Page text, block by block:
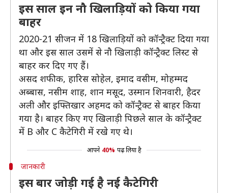
इस साल इन नौ खिलाड़ियों को किया गया
बाहर
2020-21 सीजन में 18 खिलाड़ियों को कॉन्ट्रैक्ट दिया गया
था और इस साल उसमें से नौ खिलाड़ी कॉन्ट्रैक्ट लिस्ट से
बाहर कर दिए गए हैं।
असद शफीक, हारिस सोहेल, इमाद वसीम, मोहम्मद
अब्बास, नसीम शाह, शान मसूद, उस्मान शिनवारी, हैदर
अली और इफ्तिखार अहमद को कॉन्ट्रैक्ट से बाहर किया
गया है। बाहर किए गए खिलाड़ी पिछले साल के कॉन्ट्रैक्ट
में B और C कैटेगिरी में रखे गए थे।
आपने 40% पढ़ लिया है
जानकारी
इस बार जोड़ी गई है नई कैटेगिरी